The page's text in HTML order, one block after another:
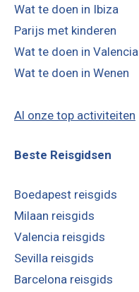
Wat te doen in Ibiza
Parijs met kinderen
Wat te doen in Valencia
Wat te doen in Wenen
Al onze top activiteiten
Beste Reisgidsen
Boedapest reisgids
Milaan reisgids
Valencia reisgids
Sevilla reisgids
Barcelona reisgids